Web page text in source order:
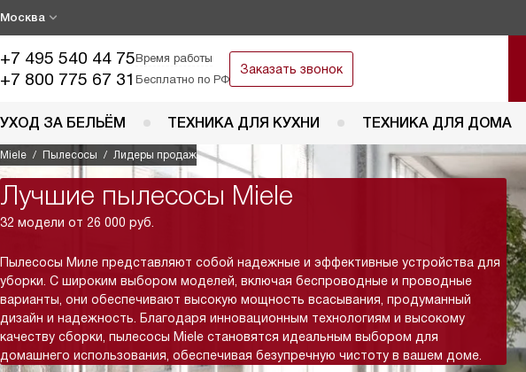
Москва
+7 495 540 44 75Время работы
+7 800 775 67 31 Бесплатно по РФ
Заказать звонок
УХОД ЗА БЕЛЬЁМ ТЕХНИКА ДЛЯ КУХНИ ТЕХНИКА ДЛЯ ДОМА
Miele Пылесосы Лидеры продаж
Лучшие пылесосы Miele
32 модели от 26 000 руб.
Пылесосы Миле представляют собой надежные и эффективные устройства для
уборки. С широким выбором моделей, включая беспроводные и проводные
варианты, они обеспечивают высокую мощность всасывания, продуманный
дизайн и надежность. Благодаря инновационным технологиям и высокому
качеству сборки, пылесосы Miele становятся идеальным выбором для
домашнего использования, обеспечивая безупречную чистоту в вашем доме.